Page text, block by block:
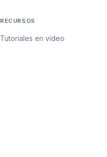
RECURSOS
Tutoriales en vídeo